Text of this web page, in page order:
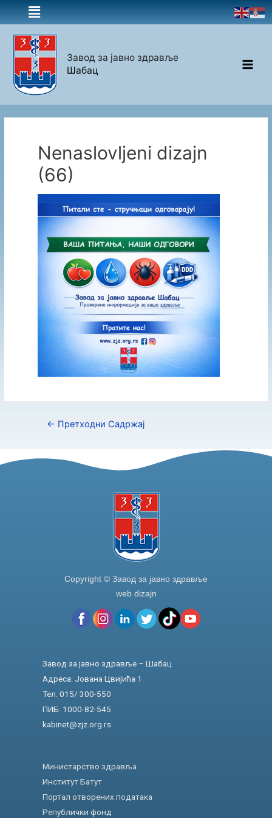
Завод за јавно здравље
Шабац
Nenaslovljeni dizajn
(66)
← Претходни Садржај
Copyright © Завод за јавно здравље
web dizajn
Завод за јавно здравље – Шабац
Адреса: Јована Цвијића 1
Тел. 015/ 300-550
ПИБ: 1000-82-545
kabinet@zjz.org.rs
Министарство здравља
Институт Батут
Портал отворених података
Републички фонд